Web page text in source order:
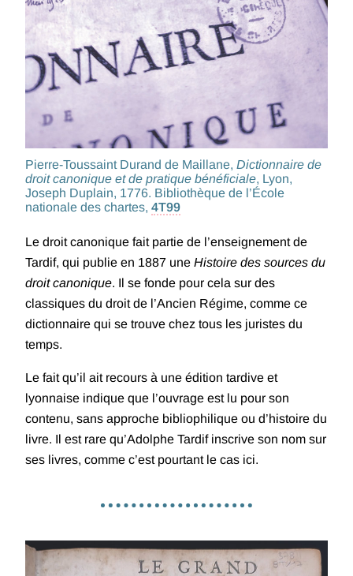
Pierre-Toussaint Durand de Maillane, Dictionnaire de
droit canonique et de pratique bénéficiale, Lyon,
Joseph Duplain, 1776. Bibliothèque de l’École
nationale des chartes, 4T99
Le droit canonique fait partie de l’enseignement de
Tardif, qui publie en 1887 une Histoire des sources du
droit canonique. Il se fonde pour cela sur des
classiques du droit de l’Ancien Régime, comme ce
dictionnaire qui se trouve chez tous les juristes du
temps.
Le fait qu’il ait recours à une édition tardive et
lyonnaise indique que l’ouvrage est lu pour son
contenu, sans approche bibliophilique ou d’histoire du
livre. Il est rare qu’Adolphe Tardif inscrive son nom sur
ses livres, comme c’est pourtant le cas ici.